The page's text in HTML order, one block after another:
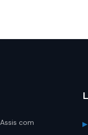
com